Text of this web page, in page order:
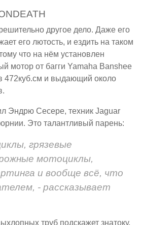
другое дело. Даже его
его лютость, и ездить на таком
что на нём установлен
мотор от багги Yamaha Banshee
472куб.см и выдающий около
Эндрю Сесере, техник Jaguar
Это талантливый парень:
грязевые
мотоциклы,
и вообще всё, что
- рассказывает
труб подскажет знатоку,